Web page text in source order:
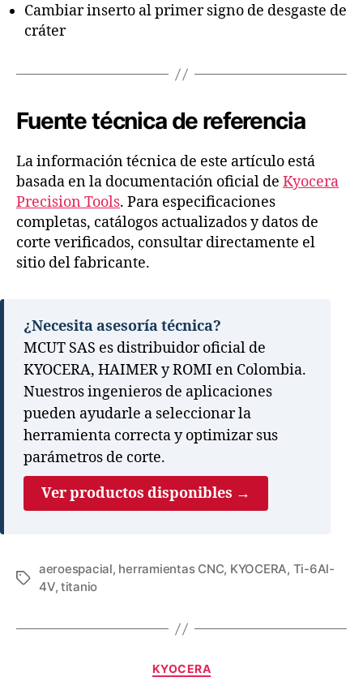
Cambiar inserto al primer signo de desgaste de
cráter
Fuente técnica de referencia
La información técnica de este artículo está
basada en la documentación oficial de Kyocera
Precision Tools. Para especificaciones
completas, catálogos actualizados y datos de
corte verificados, consultar directamente el
sitio del fabricante.
¿Necesita asesoría técnica?
MCUT SAS es distribuidor oficial de
KYOCERA, HAIMER y ROMI en Colombia.
Nuestros ingenieros de aplicaciones
pueden ayudarle a seleccionar la
herramienta correcta y optimizar sus
parámetros de corte.
Ver productos disponibles →
aeroespacial, herramientas CNC, KYOCERA, Ti-6Al-
4V, titanio
KYOCERA